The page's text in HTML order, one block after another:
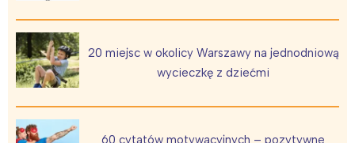
20 miejsc w okolicy Warszawy na jednodniową
wycieczkę z dziećmi
60 cytatów motywacyjnych – pozytywne
Poznań
Wrocław
Wszystkie
Wybieram